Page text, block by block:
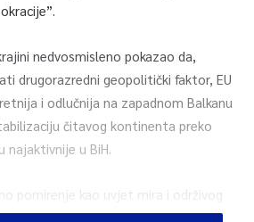
nedvosmisleno pokazao da,
drugorazredni geopolitički faktor, EU
i odlučnija na zapadnom Balkanu
čitavog kontinenta preko
najaktivnije u BiH.
pomirenje kao uvjet mira i održivog
nedvosmislena osuda i pokopavanje